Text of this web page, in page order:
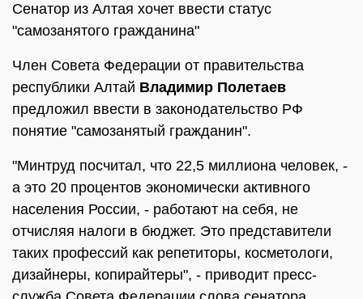
Сенатор из Алтая хочет ввести статус
"самозанятого гражданина"
Член Совета Федерации от правительства
республики Алтай Владимир Полетаев
предложил ввести в законодательство РФ
понятие "самозанятый гражданин".
"Минтруд посчитал, что 22,5 миллиона человек, -
а это 20 процентов экономически активного
населения России, - работают на себя, не
отчисляя налоги в бюджет. Это представители
таких профессий как репетиторы, косметологи,
дизайнеры, копирайтеры", - приводит пресс-